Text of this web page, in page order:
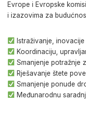
Evrope i Evropske
i izazovima za
Istraživanje,
Koordinaciju,
Smanjenje potražnje
Rješavanje štete
Smanjenje ponude
Međunarodnu